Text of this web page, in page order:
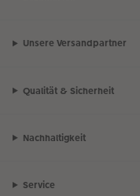
Unsere Versandpartner
Qualität & Sicherheit
Nachhaltigkeit
Service